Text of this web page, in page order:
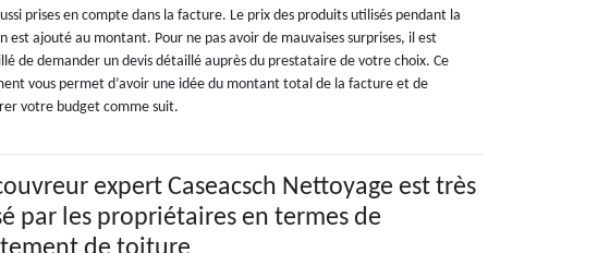
prises en compte dans la facture. Le prix des produits utilisés pendant la
est ajouté au montant. Pour ne pas avoir de mauvaises surprises, il est
de demander un devis détaillé auprès du prestataire de votre choix. Ce
vous permet d’avoir une idée du montant total de la facture et de
votre budget comme suit.
expert Caseacsch Nettoyage est très
par les propriétaires en termes de